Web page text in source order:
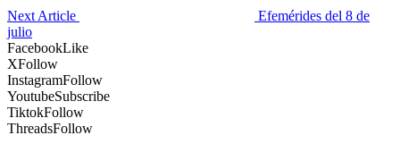
Next Article
Efemérides del 8 de
julio
FacebookLike
XFollow
InstagramFollow
YoutubeSubscribe
TiktokFollow
ThreadsFollow